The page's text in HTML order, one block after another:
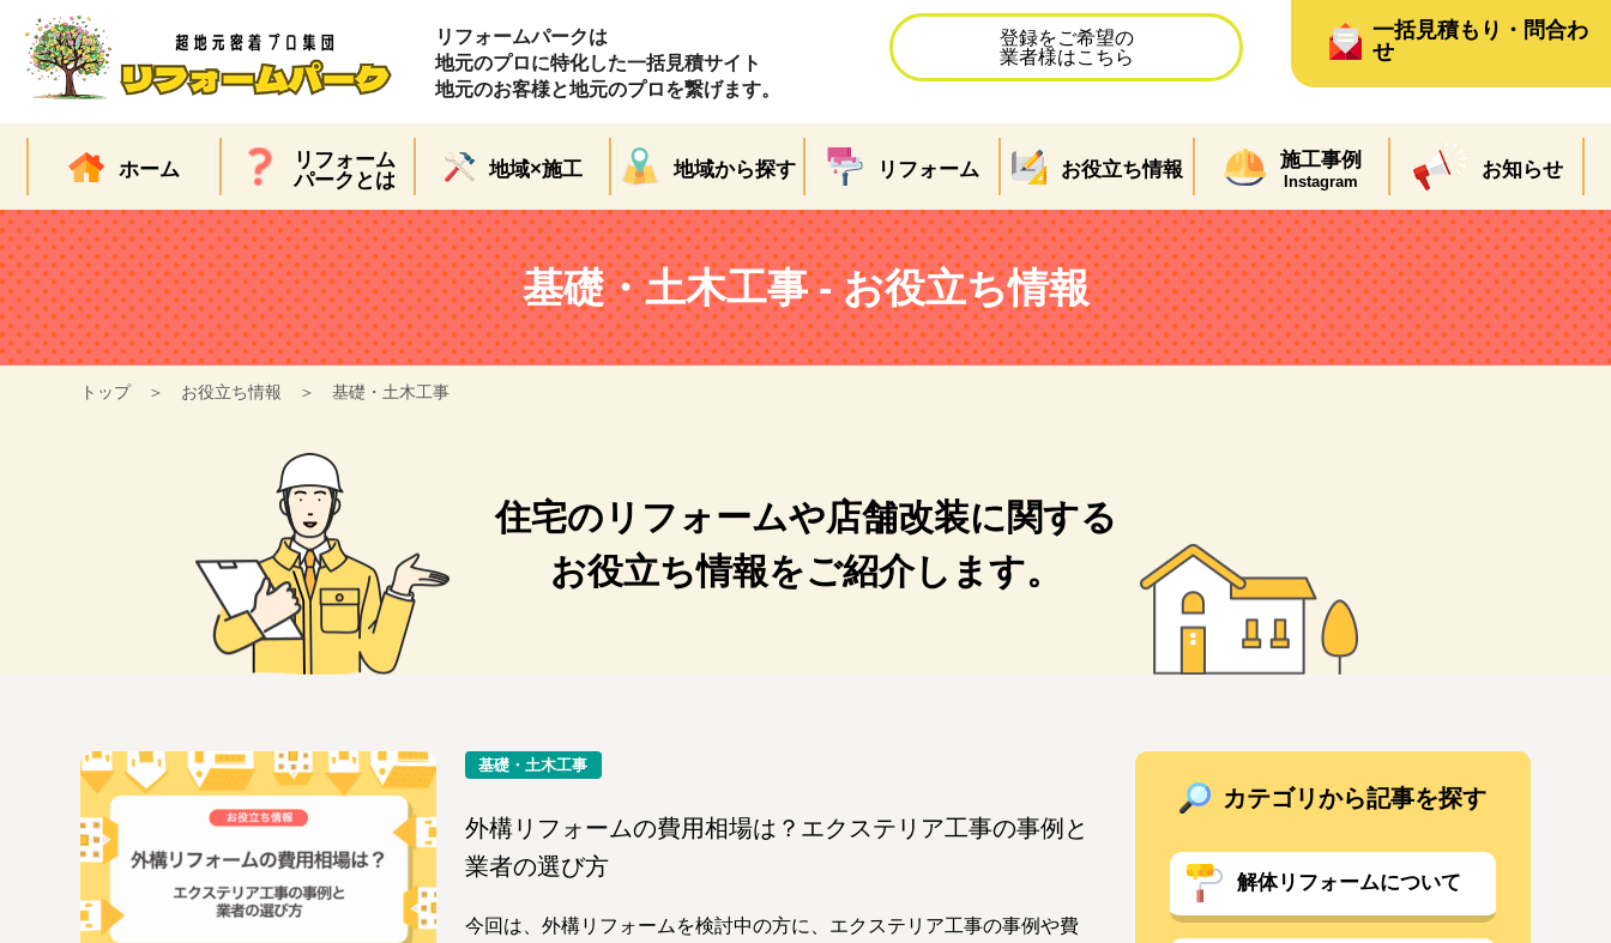
リフォームパークは
地元のプロに特化した一括見積サイト
地元のお客様と地元のプロを繋げます。
登録をご希望の
業者様はこちら
一括見積もり・問合わ
せ
ホーム
リフォーム
パークとは
地域×施工 地域から探す リフォーム お役立ち情報 施工事例
Instagram お知らせ
基礎・土木工事 - お役立ち情報
トップ お役立ち情報 基礎・土木工事
住宅のリフォームや店舗改装に関する
お役立ち情報をご紹介します。
基礎・土木工事
外構リフォームの費用相場は？エクステリア工事の事例と
業者の選び方
今回は、外構リフォームを検討中の方に、エクステリア工事の事例や費
カテゴリから記事を探す
解体リフォームについて